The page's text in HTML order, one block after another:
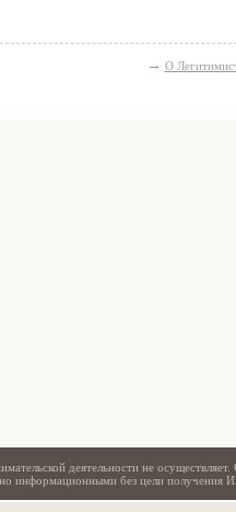
→ О
деятельности не
информационными без цели